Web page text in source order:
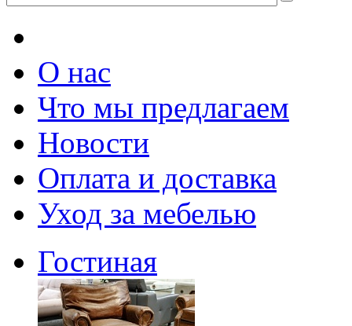
О нас
Что мы предлагаем
Новости
Оплата и доставка
Уход за мебелью
Гостиная